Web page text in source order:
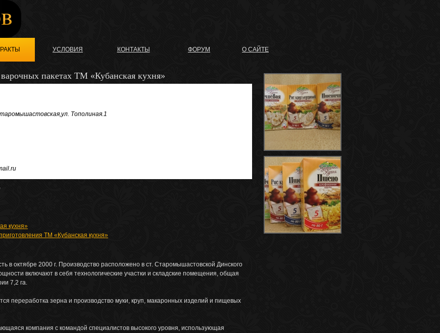
УСЛОВИЯ КОНТАКТЫ ФОРУМ О САЙТЕ
пакетах ТМ «Кубанская кухня»
Тополиная.1
кухня»
ТМ «Кубанская кухня»
октябре 2000 г. Производство расположено в ст. Старомышастовской Динского
включают в себя технологические участки и складские помещения, общая
7,2 га.
переработка зерна и производство муки, круп, макаронных изделий и пищевых
компания с командой специалистов высокого уровня, использующая